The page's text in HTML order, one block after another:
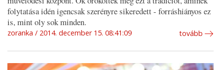
folytatása idén igencsak szerényre sikeredett - forráshiányos ez
is, mint oly sok minden.
zoranka 2014. december 15. 08:41:09 tovább